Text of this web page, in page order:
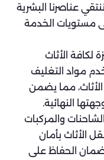
عناصرنا البشرية
مستويات الخدمة
لكافة الأثاث
مواد التغليف
مما يضمن
النهائية.
والمركبات
الأثاث بأمان
الحفاظ على